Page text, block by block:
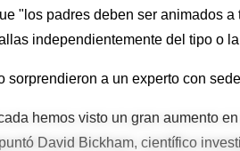
"los padres deben ser animados
independientemente del tipo o
sorprendieron a un experto con
hemos visto un gran aumento
David Bickham, científico